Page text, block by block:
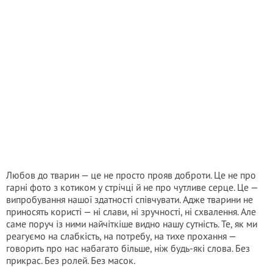
Любов до тварин — це не просто прояв доброти. Це не про
гарні фото з котиком у стрічці й не про чутливе серце. Це —
випробування нашої здатності співчувати. Адже тварини не
приносять користі — ні слави, ні зручності, ні схвалення. Але
саме поруч із ними найчіткіше видно нашу сутність. Те, як ми
реагуємо на слабкість, на потребу, на тихе прохання —
говорить про нас набагато більше, ніж будь-які слова. Без
прикрас. Без ролей. Без масок.